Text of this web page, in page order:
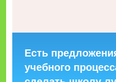
Есть
учебного